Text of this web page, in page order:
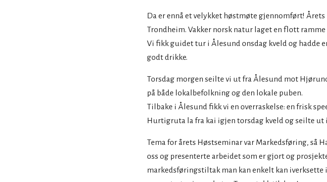
Da er ennå et velykket høstmøte gjennomført!
Trondheim. Vakker norsk natur laget en flott ramme
Vi fikk guidet tur i Ålesund onsdag kveld og hadde
godt drikke.
Torsdag morgen seilte vi ut fra Ålesund mot
på både lokalbefolkning og den lokale puben.
Tilbake i Ålesund fikk vi en overraskelse: en frisk
Hurtigruta la fra kai igjen torsdag kveld og seilte ut
Tema for årets Høstseminar var Markedsføring, så
oss og presenterte arbeidet som er gjort og
markedsføringstiltak man kan enkelt kan iverksette